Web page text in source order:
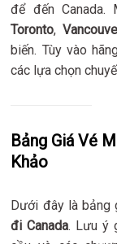
để đến Canada.
Toronto,
biến. Tùy vào
các lựa chọn
Bảng Giá Vé
Khảo
Dưới đây là bảng
đi Canada. Lưu ý